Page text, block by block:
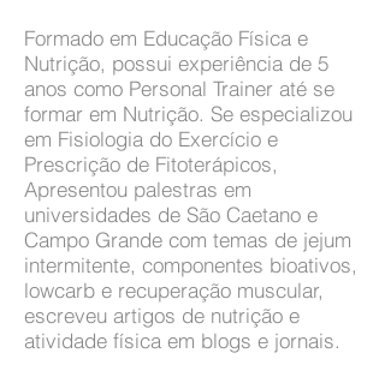
Formado em Educação Física e
Nutrição, possui experiência de 5
anos como Personal Trainer até se
formar em Nutrição. Se especializou
em Fisiologia do Exercício e
Prescrição de Fitoterápicos,
Apresentou palestras em
universidades de São Caetano e
Campo Grande com temas de jejum
intermitente, componentes bioativos,
lowcarb e recuperação muscular,
escreveu artigos de nutrição e
atividade física em blogs e jornais.